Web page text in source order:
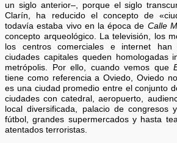
un siglo anterior–, porque el siglo
Clarín, ha reducido el concepto de
todavía estaba vivo en la época de Calle
concepto arqueológico. La televisión, los
los centros comerciales e internet
ciudades capitales queden homologadas
metrópolis. Por ello, cuando vemos que
tiene como referencia a Oviedo, Oviedo
es una ciudad promedio entre el conjunto
ciudades con catedral, aeropuerto,
local diversificada, palacio de congresos
fútbol, grandes supermercados y hasta
atentados terroristas.